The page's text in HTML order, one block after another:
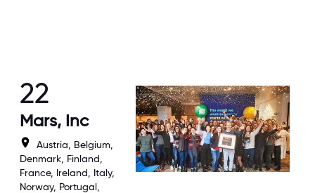
22
Mars, Inc
Austria, Belgium,
Denmark, Finland,
France, Ireland, Italy,
Norway, Portugal,